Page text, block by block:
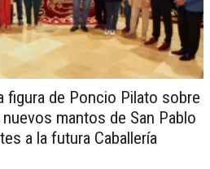
figura de Poncio Pilato sobre
mantos de San Pablo
a la futura Caballería